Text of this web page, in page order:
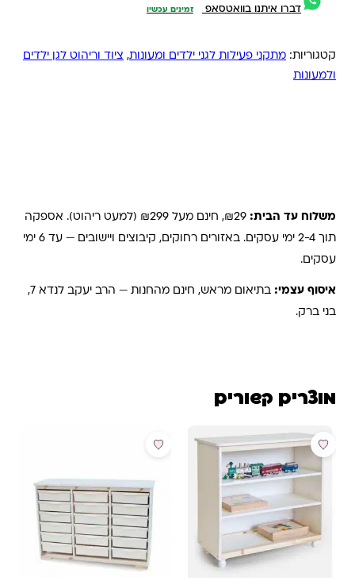
דברו איתנו בוואטסאפ זמינים עכשיו
קטגוריות: מתקני פעילות לגני ילדים ומעונות, ציוד וריהוט לגן ילדים
ולמעונות
משלוח עד הבית: ₪29, חינם מעל ₪299 (למעט ריהוט). אספקה
תוך 2-4 ימי עסקים. באזורים רחוקים, קיבוצים ויישובים — עד 6 ימי
עסקים.
איסוף עצמי: בתיאום מראש, חינם מהחנות — הרב יעקב לנדא 7,
בני ברק.
מוצרים קשורים